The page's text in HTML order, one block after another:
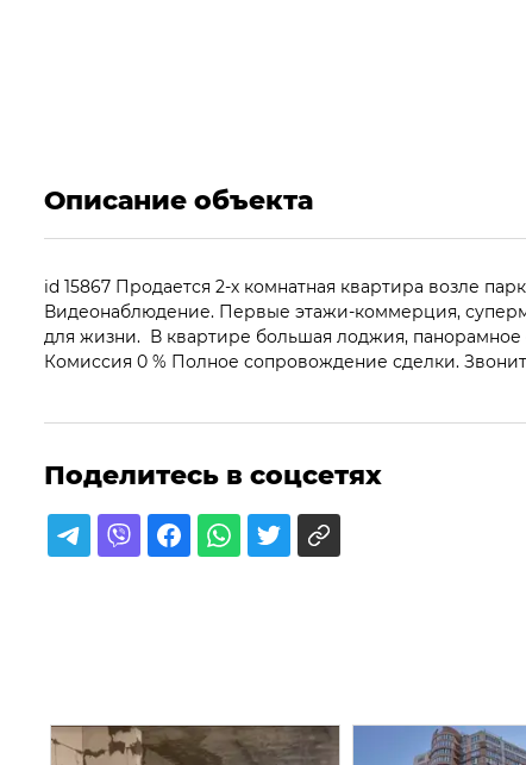
Описание объекта
id 15867 Продается 2-х комнатная квартира возле
Видеонаблюдение. Первые этажи-коммерция,
для жизни. В квартире большая лоджия, панорамное
Комиссия 0 % Полное сопровождение сделки.
Поделитесь в соцсетях